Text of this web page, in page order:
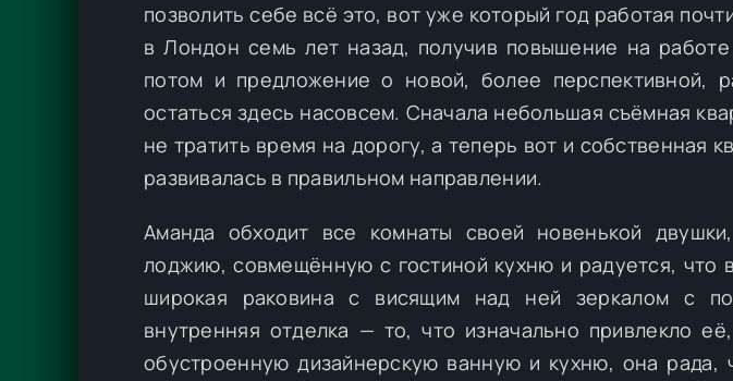
позволить себе всё это, вот уже который год работая
в Лондон семь лет назад, получив повышение на
потом и предложение о новой, более перспективной,
остаться здесь насовсем. Сначала небольшая съёмная
не тратить время на дорогу, а теперь вот и собственная
развивалась в правильном направлении.
Аманда обходит все комнаты своей новенькой
лоджию, совмещённую с гостиной кухню и радуется, что
широкая раковина с висящим над ней зеркалом с
внутренняя отделка — то, что изначально привлекло
обустроенную дизайнерскую ванную и кухню, она рада,